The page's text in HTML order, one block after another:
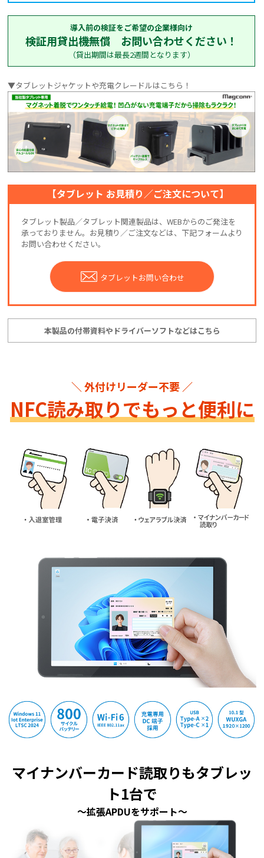
導入前の検証をご希望の企業様向け
検証用貸出機無償 お問い合わせください！
（貸出期間は最長2週間となります）
▼タブレットジャケットや充電クレードルはこちら！
【タブレット お見積り／ご注文について】
タブレット製品／タブレット関連製品は、WEBからのご発注を
承っておりません。お見積り／ご注文などは、下記フォームより
お問い合わせください。
タブレットお問い合わせ
本製品の付帯資料やドライバーソフトなどはこちら
＼ 外付けリーダー不要 ／
NFC読み取りでもっと便利に
マイナンバーカード読取りもタブレッ
ト1台で
～拡張APDUをサポート～